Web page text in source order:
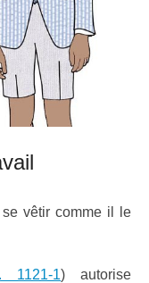
vêtir comme il le
1121-1) autorise